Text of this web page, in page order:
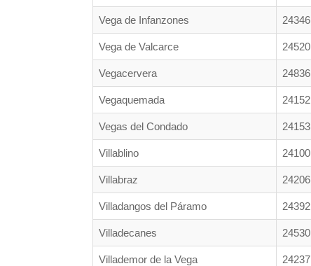
Vega de Infanzones 24346
Vega de Valcarce 24520
Vegacervera 24836
Vegaquemada 24152
Vegas del Condado 24153
Villablino 24100
Villabraz 24206
Villadangos del Páramo 24392
Villadecanes 24530
Villademor de la Vega 24237